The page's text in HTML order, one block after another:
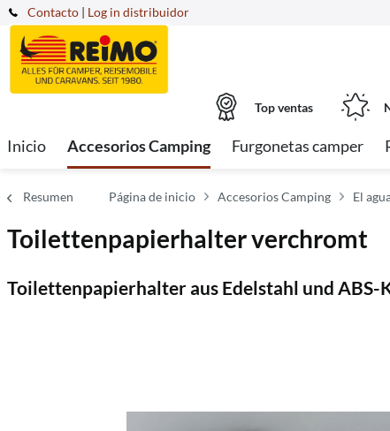
Contacto | Log in distribuidor
Top ventas
Inicio Accesorios Camping Furgonetas camper
Resumen Página de inicio Accesorios Camping El
Toilettenpapierhalter verchromt
Toilettenpapierhalter aus Edelstahl und